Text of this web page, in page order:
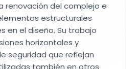
renovación del complejo e
estructurales
en el diseño. Su trabajo
horizontales y
seguridad que reflejan